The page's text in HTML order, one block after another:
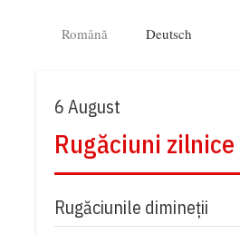
Română Deutsch
6 August
Rugăciuni zilnice
Rugăciunile dimineții